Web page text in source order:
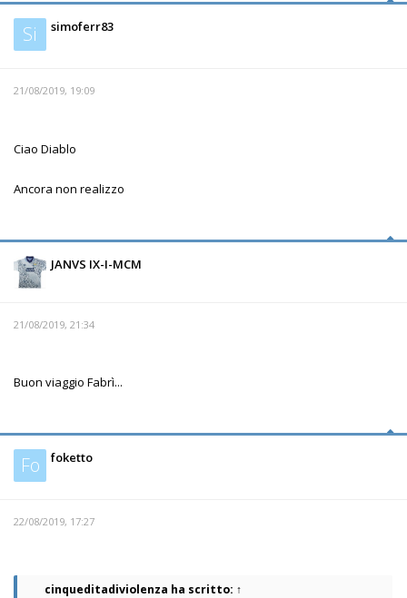
Si simoferr83
21/08/2019, 19:09
Ciao Diablo
Ancora non realizzo
JANVS IX-I-MCM
21/08/2019, 21:34
Buon viaggio Fabrì...
Fo foketto
22/08/2019, 17:27
cinqueditadiviolenza ha scritto: ↑